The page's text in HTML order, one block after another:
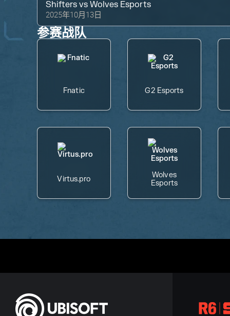
Shifters vsWolves Esports
2025年10月13日
参赛战队
Fnatic G2 Esports
Virtus.pro
Wolves
Esports